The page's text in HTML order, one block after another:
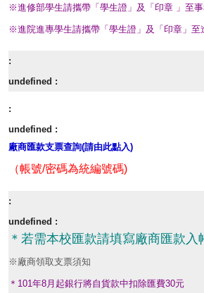
※進修部學生請攜帶「學生證」及「印章 」至
※進院進專學生請攜帶「學生證」及「印章」至
廠商匯款支票查詢(請由此點入)
（帳號/密碼為統編號碼)
＊ 若需本校匯款請填寫廠商匯款入
※廠商領取支票須知
＊101年8月起銀行將自貨款中扣除匯費30元